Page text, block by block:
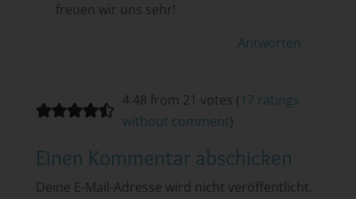
freuen wir uns sehr!
Antworten
4.48 from 21 votes (17 ratings
without comment)
Einen Kommentar abschicken
Deine E-Mail-Adresse wird nicht veröffentlicht.